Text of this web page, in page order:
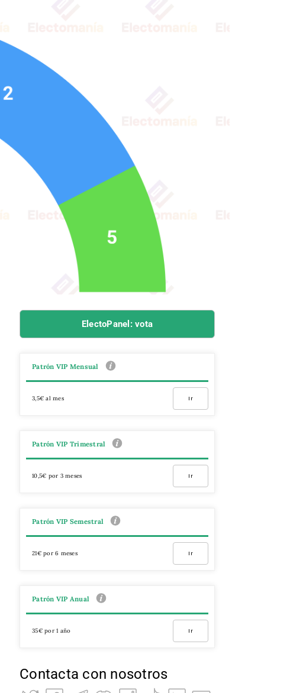
ElectoPanel: vota
Patrón VIP Mensual
3,5€ al mes Ir
Patrón VIP Trimestral
10,5€ por 3 meses Ir
Patrón VIP Semestral
21€ por 6 meses Ir
Patrón VIP Anual
35€ por 1 año Ir
Contacta con nosotros